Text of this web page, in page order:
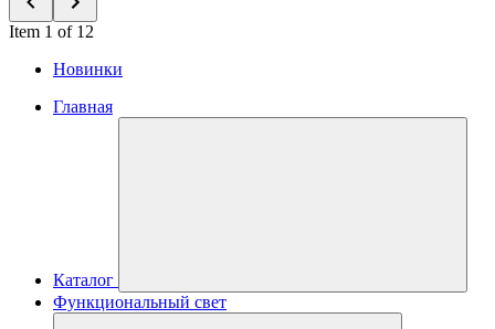
Item 1 of 12
Новинки
Главная
Каталог
Функциональный свет